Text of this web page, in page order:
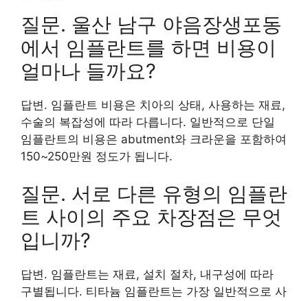
질문. 울산 남구 야음장생포동
에서 임플란트를 하면 비용이
얼마나 들까요?
답변. 임플란트 비용은 치아의 상태, 사용하는 재료,
수술의 복잡성에 따라 다릅니다. 일반적으로 단일
임플란트의 비용은 abutment와 크라운을 포함하여
150~250만원 정도가 됩니다.
질문. 서로 다른 유형의 임플란
트 사이의 주요 차장점은 무엇
입니까?
답변. 임플란트는 재료, 설치 절차, 내구성에 따라
구별됩니다. 티타늄 임플란트는 가장 일반적으로 사